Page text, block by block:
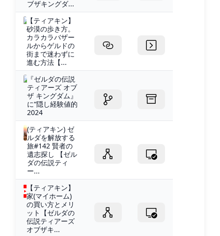
ブザキングダ...
【ティアキン】
砂漠の歩き方。
カラカラバザー
ルからゲルドの
街まで迷わずに
進む方法【...
『ゼルダの伝説
ティアーズ オブ
ザ キングダム』
に“隠し経験値的
2024
(ティアキン) ゼ
ルダを解放する
旅#142 賢者の
遺志探し 【ゼル
ダの伝説ティ
ー...
【ティアキン】
家(マイホーム)
の買い方とメリ
ット【ゼルダの
伝説ティアーズ
オブザキ...